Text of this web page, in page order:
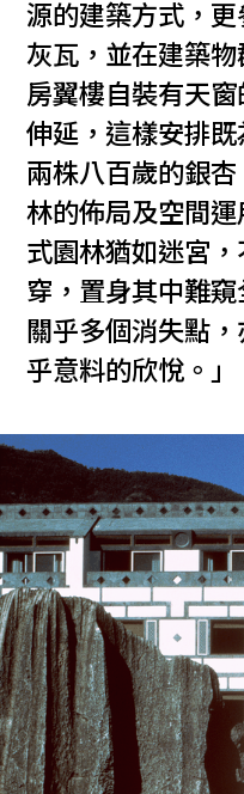
源的建築方式，
灰瓦，並在建築
房翼樓自裝有天
伸延，這樣安排
兩株八百歲的銀
林的佈局及空間
式園林猶如迷宮
穿，置身其中難
關乎多個消失點
乎意料的欣悅。」